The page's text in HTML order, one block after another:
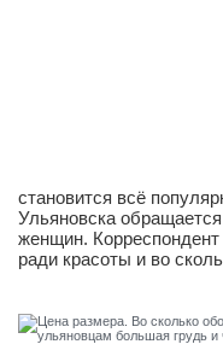
становится всё
Ульяновска
женщин.
ради красоты и во